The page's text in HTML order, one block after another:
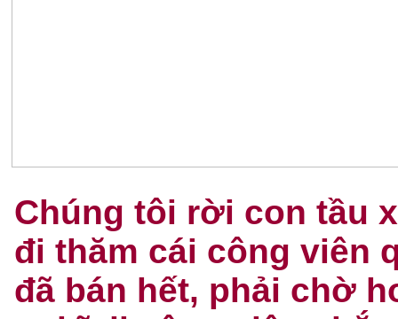
Chúng tôi rời con tầu
đi thăm cái công viên
đã bán hết, phải chờ